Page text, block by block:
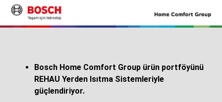
Bosch Home Comfort Group ürün portföyünü
REHAU Yerden Isıtma Sistemleriyle
güçlendiriyor.